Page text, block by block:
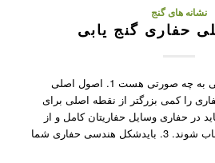
نشانه های گنج
حفاری گنج یابی
اصول اصلی حفاری گنج یابی به چه صورتی هست 1. اصول اصلی
را کمی بزرگتر از نقطه اصلی برای
در نظر گرفت. 2. باید در حفاری وسایل حفاریتان کامل و از
جنس و کیفیت مناسبی انتخاب شوند. 3. بایدشکل هندسی حفاری شما